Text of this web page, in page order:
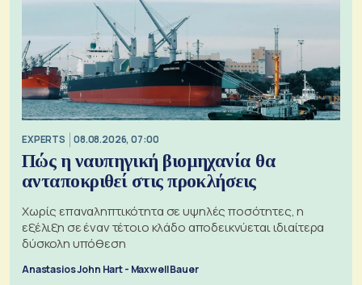
EXPERTS 08.08.2026, 07:00
Πώς η ναυπηγική βιομηχανία θα
ανταποκριθεί στις προκλήσεις
Χωρίς επαναληπτικότητα σε υψηλές ποσότητες, η
εξέλιξη σε έναν τέτοιο κλάδο αποδεικνύεται ιδιαίτερα
δύσκολη υπόθεση
Anastasios John Hart - Maxwell Bauer